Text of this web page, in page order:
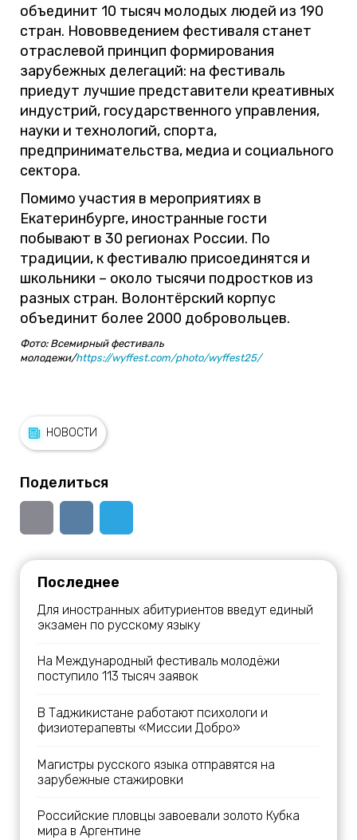
объединит 10 тысяч молодых людей из 190
стран. Нововведением фестиваля станет
отраслевой принцип формирования
зарубежных делегаций: на фестиваль
приедут лучшие представители креативных
индустрий, государственного управления,
науки и технологий, спорта,
предпринимательства, медиа и социального
сектора.
Помимо участия в мероприятиях в
Екатеринбурге, иностранные гости
побывают в 30 регионах России. По
традиции, к фестивалю присоединятся и
школьники – около тысячи подростков из
разных стран. Волонтёрский корпус
объединит более 2000 добровольцев.
Фото: Всемирный фестиваль
молодежи/https://wyffest.com/photo/wyffest25/
НОВОСТИ
Поделиться
Последнее
Для иностранных абитуриентов введут единый
экзамен по русскому языку
На Международный фестиваль молодёжи
поступило 113 тысяч заявок
В Таджикистане работают психологи и
физиотерапевты «Миссии Добро»
Магистры русского языка отправятся на
зарубежные стажировки
Российские пловцы завоевали золото Кубка
мира в Аргентине